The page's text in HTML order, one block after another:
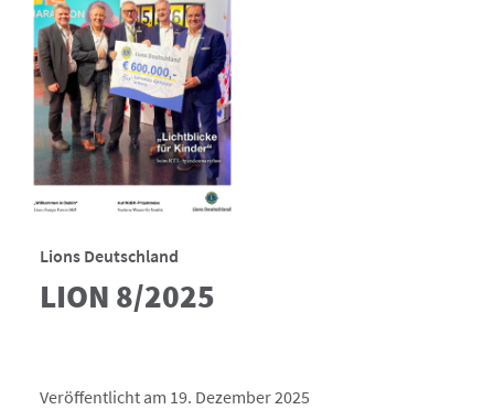
Lions Deutschland
LION 8/2025
Veröffentlicht am 19. Dezember 2025